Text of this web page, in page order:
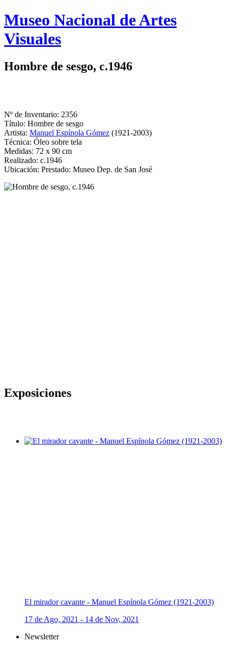
Logo
MNAV
Museo Nacional de Artes
Visuales
Hombre de sesgo, c.1946
Nº de Inventario: 2356
Título: Hombre de sesgo
Artista: Manuel Espínola Gómez (1921-2003)
Técnica: Óleo sobre tela
Medidas: 72 x 90 cm
Realizado: c.1946
Ubicación: Prestado: Museo Dep. de San José
Exposiciones
El mirador cavante - Manuel Espínola Gómez (1921-2003)
17 de Ago, 2021 - 14 de Nov, 2021
Newsletter